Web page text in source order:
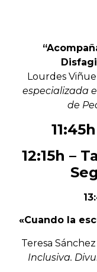
Lourdes
especializada
de
12:15h –
«Cuando la
Teresa Sánchez
Inclusiva.